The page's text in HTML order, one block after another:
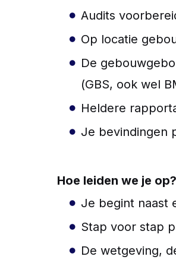
Audits
Op locatie
De
(GBS, ook wel
Heldere
Je bevindingen
Hoe leiden we je op?
Je begint naast
Stap voor stap
De wetgeving,